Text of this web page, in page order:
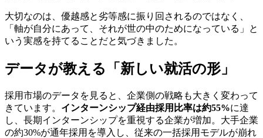
大切なのは、優越感と劣等感に振り回されるのではなく、
「軸が自分にあって、それが世の中のためになっている」と
いう実感を持てることだと気づきました。
データが教える「新しい就活の形」
採用市場のデータを見ると、企業側の戦略も大きく変わって
きています。 インターンシップ経由採用比率は約55%に達
し、長期インターンシップを重視する企業が増加。大手企業
の約30%が通年採用を導入し、従来の一括採用モデルが崩れ